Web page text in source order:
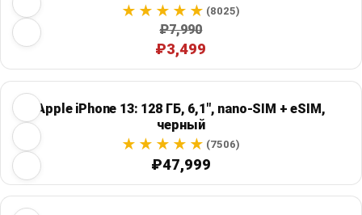
(8025)
₽7,990
₽3,499
Apple iPhone 13: 128 ГБ, 6,1", nano-SIM + eSIM,
черный
(7506)
₽47,999